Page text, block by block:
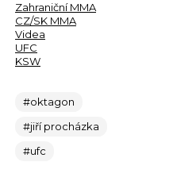
Zahraniční MMA
CZ/SK MMA
Videa
UFC
KSW
#oktagon
#jiří procházka
#ufc